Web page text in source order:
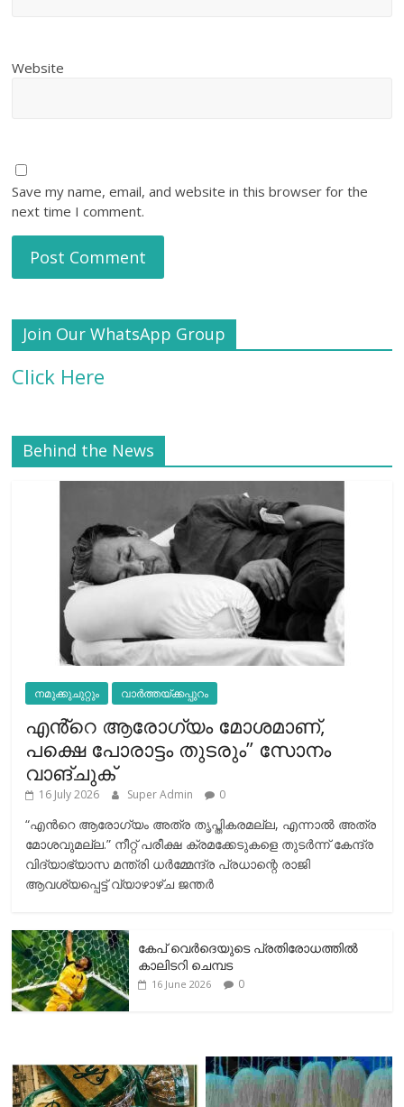
Website
Save my name, email, and website in this browser for the
next time I comment.
Join Our WhatsApp Group
Click Here
Behind the News
നമുക്കുചുറ്റും വാർത്തയ്ക്കപ്പുറം
എൻ്റെ ആരോഗ്യം മോശമാണ്,
പക്ഷെ പോരാട്ടം തുടരും” സോനം
വാങ്ചുക്
16 July 2026 Super Admin 0
“എന്‍റെ ആരോഗ്യം അത്ര തൃപ്തികരമല്ല, എന്നാൽ അത്ര
മോശവുമല്ല.” നീറ്റ് പരീക്ഷ ക്രമക്കേടുകളെ തുടർന്ന് കേന്ദ്ര
വിദ്യാഭ്യാസ മന്ത്രി ധർമ്മേന്ദ്ര പ്രധാന്റെ രാജി
ആവശ്യപ്പെട്ട് വ്യാഴാഴ്ച ജന്തർ
കേപ് വെര്‍ദെയുടെ പ്രതിരോധത്തില്‍
കാലിടറി ചെമ്പട
16 June 2026 0